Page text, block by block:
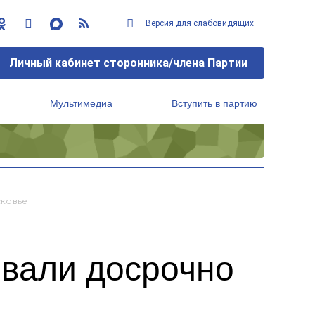
Версия для слабовидящих
Личный кабинет сторонника/члена Партии
Мультимедиа Вступить в партию
досрочно